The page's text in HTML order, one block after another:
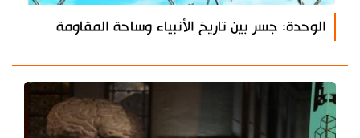
الوحدة: جسر بين تاريخ الأنبياء وساحة المقاومة